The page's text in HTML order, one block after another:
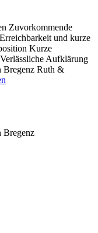
Zuvorkommende
und kurze
Kurze
Aufklärung
Bregenz Ruth &
Bregenz